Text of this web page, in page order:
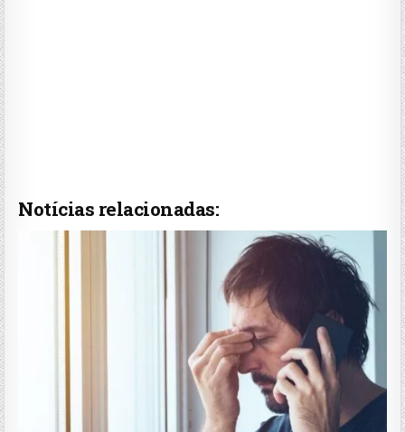
Notícias relacionadas: